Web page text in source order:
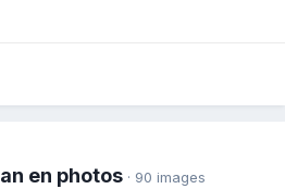
en photos · 90 images